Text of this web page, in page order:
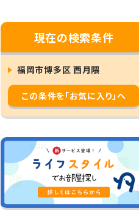
現在の検索条件
福岡市博多区 西月隈
この条件を「お気に入り」へ